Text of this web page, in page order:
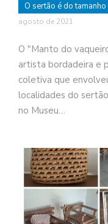
O sertão é do
agosto de 2021
O "Manto do
artista bordadeira e
coletiva que
localidades do
no Museu…